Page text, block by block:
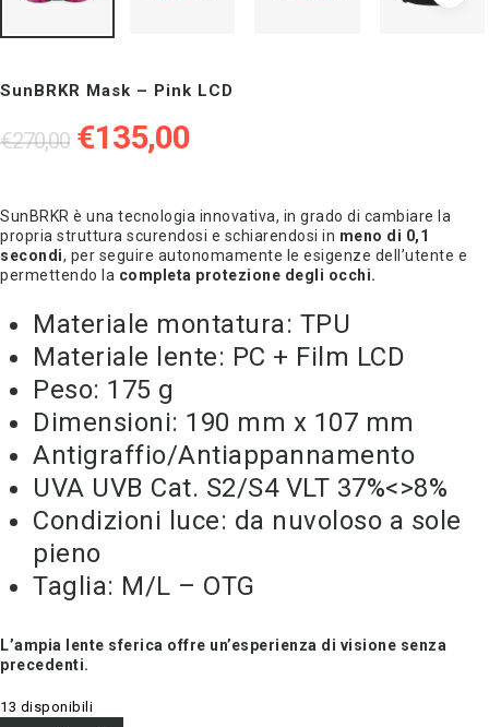
SunBRKR Mask – Pink LCD
€270,00 Il
originale
era:
€270,00.
€135,00Il
attuale
è:
€135,00.
SunBRKR è una tecnologia innovativa, in grado di cambiare la
propria struttura scurendosi e schiarendosi in meno di 0,1
secondi, per seguire autonomamente le esigenze dell’utente e
permettendo la completa protezione degli occhi.
Materiale montatura: TPU
Materiale lente: PC + Film LCD
Peso: 175 g
Dimensioni: 190 mm x 107 mm
Antigraffio/Antiappannamento
UVA UVB Cat. S2/S4 VLT 37%<>8%
Condizioni luce: da nuvoloso a sole
pieno
Taglia: M/L – OTG
L’ampia lente sferica offre un’esperienza di visione senza
precedenti.
13 disponibili